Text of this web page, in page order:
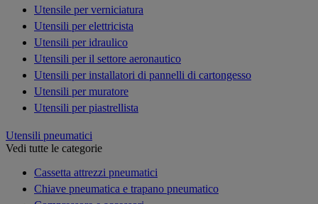
Utensile per verniciatura
Utensili per elettricista
Utensili per idraulico
Utensili per il settore aeronautico
Utensili per installatori di pannelli di cartongesso
Utensili per muratore
Utensili per piastrellista
Utensili pneumatici
Vedi tutte le categorie
Cassetta attrezzi pneumatici
Chiave pneumatica e trapano pneumatico